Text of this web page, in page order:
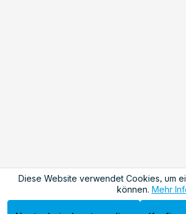
Diese Website verwendet Cookies, um
können. Mehr